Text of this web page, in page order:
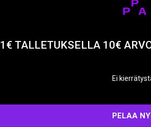
1€ TALLETUKSELLA 10€
Ei
PELAA